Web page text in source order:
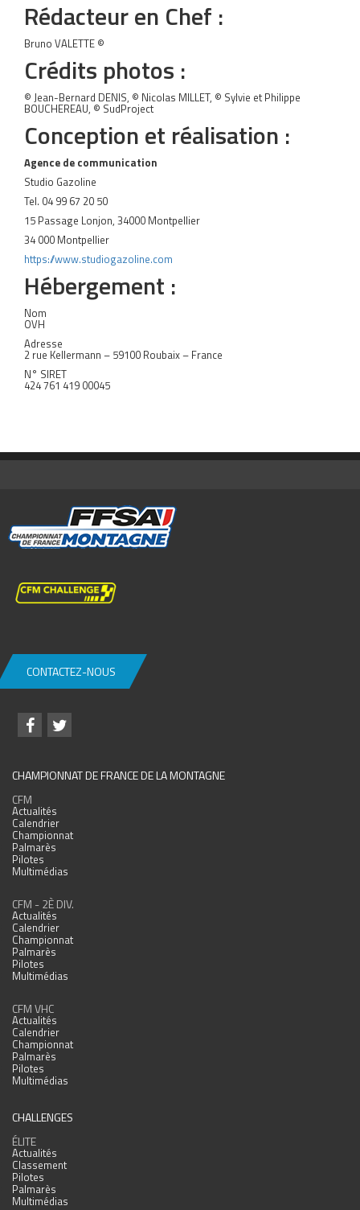
Rédacteur en Chef :
Bruno VALETTE ©
Crédits photos :
© Jean-Bernard DENIS, © Nicolas MILLET, © Sylvie et Philippe
BOUCHEREAU, © SudProject
Conception et réalisation :
Agence de communication
Studio Gazoline
Tel. 04 99 67 20 50
15 Passage Lonjon, 34000 Montpellier
34 000 Montpellier
https://www.studiogazoline.com
Hébergement :
Nom
OVH
Adresse
2 rue Kellermann – 59100 Roubaix – France
N° SIRET
424 761 419 00045
CONTACTEZ-NOUS
CHAMPIONNAT DE FRANCE DE LA MONTAGNE
CFM
Actualités
Calendrier
Championnat
Palmarès
Pilotes
Multimédias
CFM - 2È DIV.
Actualités
Calendrier
Championnat
Palmarès
Pilotes
Multimédias
CFM VHC
Actualités
Calendrier
Championnat
Palmarès
Pilotes
Multimédias
CHALLENGES
ÉLITE
Actualités
Classement
Pilotes
Palmarès
Multimédias